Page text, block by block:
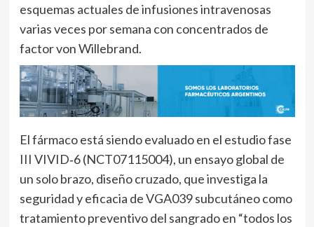
esquemas actuales de infusiones intravenosas
varias veces por semana con concentrados de
factor von Willebrand.
El fármaco está siendo evaluado en el estudio fase
III VIVID‑6 (NCT07115004), un ensayo global de
un solo brazo, diseño cruzado, que investiga la
seguridad y eficacia de VGA039 subcutáneo como
tratamiento preventivo del sangrado en “todos los